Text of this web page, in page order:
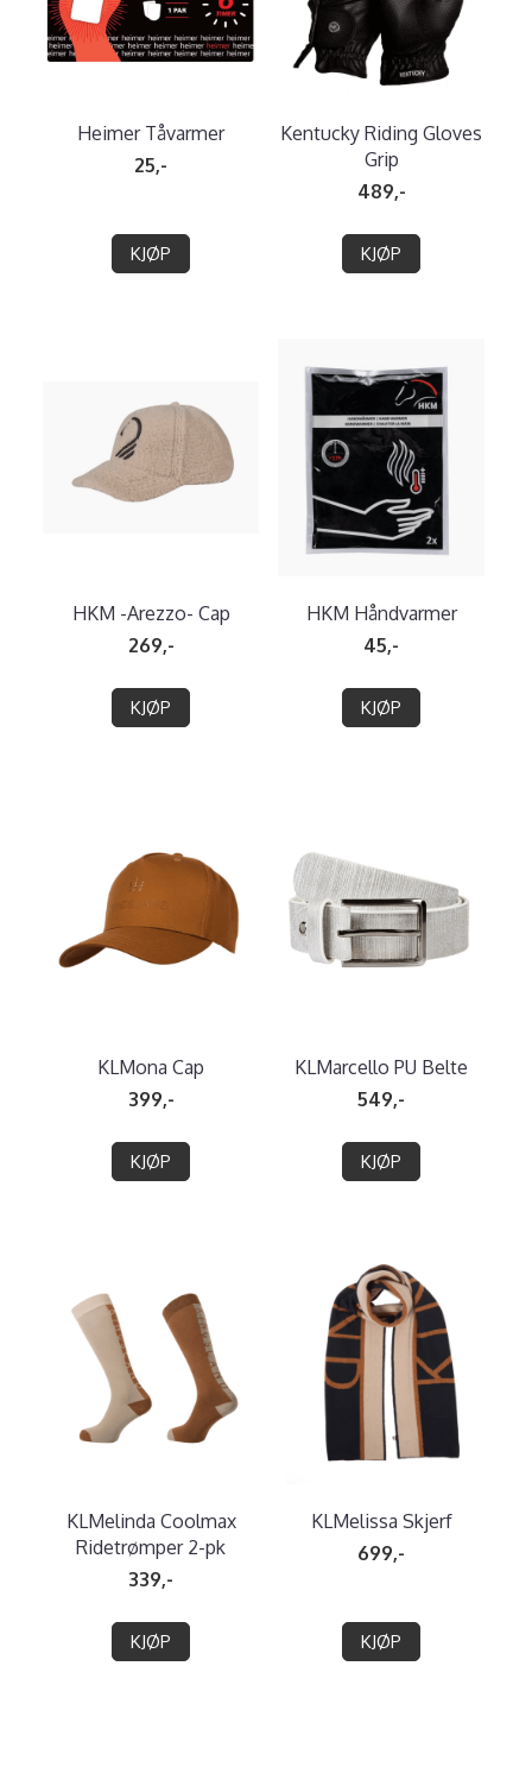
Heimer Tåvarmer
25,-
KJØP
Kentucky Riding Gloves
Grip
489,-
KJØP
HKM -Arezzo- Cap
269,-
KJØP
HKM Håndvarmer
45,-
KJØP
KLMona Cap
399,-
KJØP
KLMarcello PU Belte
549,-
KJØP
KLMelinda Coolmax
Ridetrømper 2-pk
339,-
KJØP
KLMelissa Skjerf
699,-
KJØP